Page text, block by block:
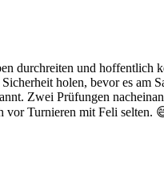
durchreiten und hoffentlich
holen, bevor es am
Zwei Prüfungen
vor Turnieren mit Feli selten.